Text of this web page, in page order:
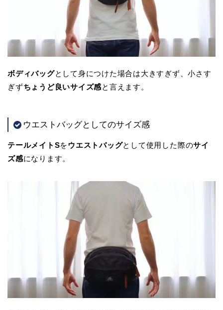
ボディバッグとして身につけた場合は大きすぎず、小さす
ぎずちょうど良いサイズ感と言えます。
ウエストバッグとしてのサイズ感
テールメイトSをウエストバッグとして使用した際のサイ
ズ感になります。